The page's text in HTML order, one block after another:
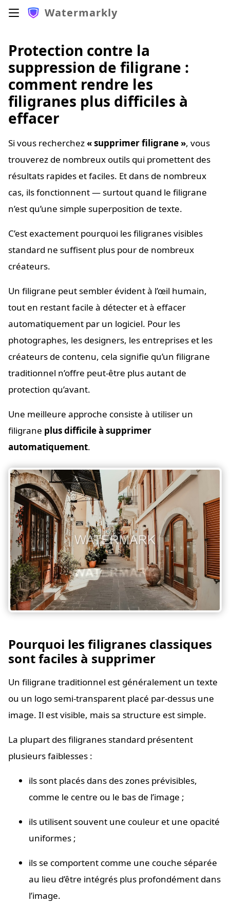
Watermarkly
Protection contre la
suppression de filigrane :
comment rendre les
filigranes plus difficiles à
effacer
Si vous recherchez« supprimer filigrane », vous
trouverez de nombreux outils qui promettent des
résultats rapides et faciles. Et dans de nombreux
cas, ils fonctionnent — surtout quand le filigrane
n’est qu’une simple superposition de texte.
C’est exactement pourquoi les filigranes visibles
standard ne suffisent plus pour de nombreux
créateurs.
Un filigrane peut sembler évident à l’œil humain,
tout en restant facile à détecter et à effacer
automatiquement par un logiciel. Pour les
photographes, les designers, les entreprises et les
créateurs de contenu, cela signifie qu’un filigrane
traditionnel n’offre peut-être plus autant de
protection qu’avant.
Une meilleure approche consiste à utiliser un
filigrane plus difficile à supprimer
automatiquement.
Pourquoi les filigranes classiques
sont faciles à supprimer
Un filigrane traditionnel est généralement un texte
ou un logo semi-transparent placé par-dessus une
image. Il est visible, mais sa structure est simple.
La plupart des filigranes standard présentent
plusieurs faiblesses :
ils sont placés dans des zones prévisibles,
comme le centre ou le bas de l’image ;
ils utilisent souvent une couleur et une opacité
uniformes ;
ils se comportent comme une couche séparée
au lieu d’être intégrés plus profondément dans
l’image.